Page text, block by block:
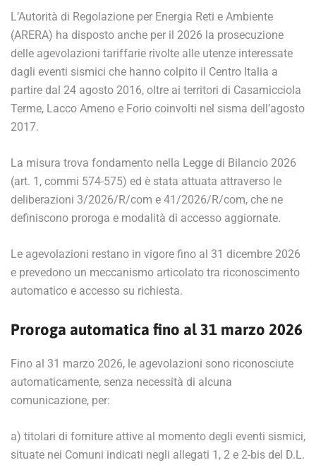
L’Autorità di Regolazione per Energia Reti e Ambiente
(ARERA) ha disposto anche per il 2026 la prosecuzione
delle agevolazioni tariffarie rivolte alle utenze interessate
dagli eventi sismici che hanno colpito il Centro Italia a
partire dal 24 agosto 2016, oltre ai territori di Casamicciola
Terme, Lacco Ameno e Forio coinvolti nel sisma dell’agosto
2017.
La misura trova fondamento nella Legge di Bilancio 2026
(art. 1, commi 574-575) ed è stata attuata attraverso le
deliberazioni 3/2026/R/com e 41/2026/R/com, che ne
definiscono proroga e modalità di accesso aggiornate.
Le agevolazioni restano in vigore fino al 31 dicembre 2026
e prevedono un meccanismo articolato tra riconoscimento
automatico e accesso su richiesta.
Proroga automatica fino al 31 marzo 2026
Fino al 31 marzo 2026, le agevolazioni sono riconosciute
automaticamente, senza necessità di alcuna
comunicazione, per:
a) titolari di forniture attive al momento degli eventi sismici,
situate nei Comuni indicati negli allegati 1, 2 e 2-bis del D.L.